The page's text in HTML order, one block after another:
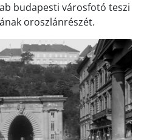
budapesti városfotó teszi
oroszlánrészét.